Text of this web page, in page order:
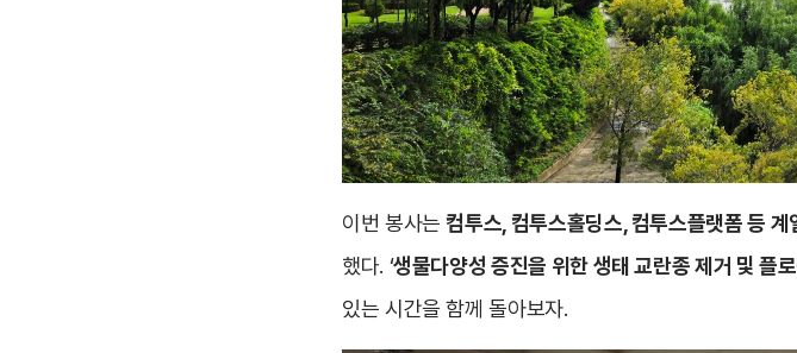
이번 봉사는컴투스, 컴투스홀딩스, 컴투스플랫폼 등
했다. ‘생물다양성 증진을 위한 생태 교란종 제거 및 플
있는 시간을 함께 돌아보자.